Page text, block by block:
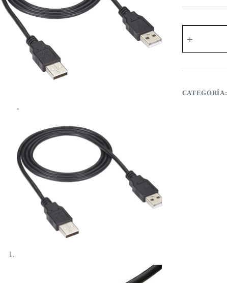
Cable
USB
USB
CATEGORÍA: